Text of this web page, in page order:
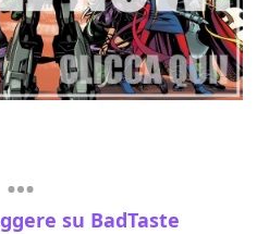
su BadTaste